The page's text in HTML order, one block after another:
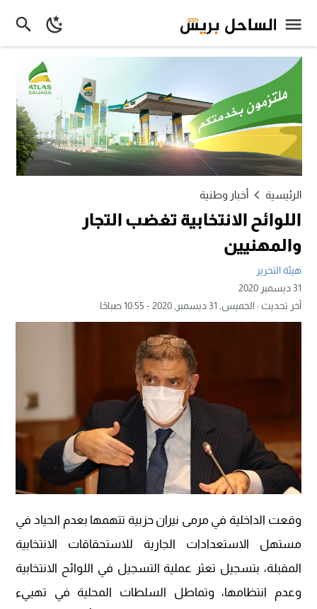
الرئيسية أخبار وطنية
اللوائح الانتخابية تغضب التجار
والمهنيين
هيئة التحرير
31 ديسمبر 2020
آخر تحديث :الخميس, 31 ديسمبر, 2020 - 10:55 صباحًا
وقعت الداخلية في مرمى نيران حزبية تتهمها بعدم الحياد في
مستهل الاستعدادات الجارية للاستحقاقات الانتخابية
المقبلة، بتسجيل تعثر عملية التسجيل في اللوائح الانتخابية
وعدم انتظامها، وتماطل السلطات المحلية في تهييء